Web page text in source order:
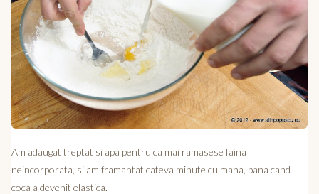
Am adaugat treptat si apa pentru ca mai ramasese faina
neincorporata, si am framantat cateva minute cu mana, pana cand
coca a devenit elastica.